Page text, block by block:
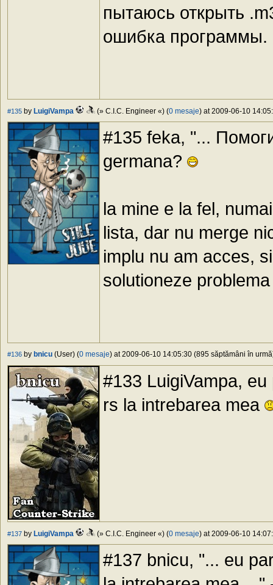
пытаюсь открыть
ошибка программы.
#135 by LuigiVampa (» C.I.C. Engineer «) (0 mesaje) at 2009-06-10
#135 feka, "...
germana?
la mine e la fel,
lista, dar nu merge
implu nu am acces,
solutioneze problema
#136 by bnicu (User) (0 mesaje) at 2009-06-10 14:05:30 (895 săptămâni în
#133 LuigiVampa,
rs la intrebarea mea
#137 by LuigiVampa (» C.I.C. Engineer «) (0 mesaje) at 2009-06-10
#137 bnicu, "... eu